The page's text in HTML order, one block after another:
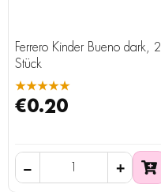
Ferrero Kinder Bueno dark, 2
Stück
★★★★★
€0.20